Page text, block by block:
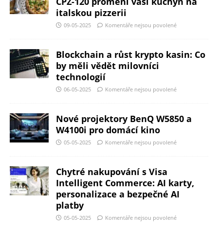
italskou pizzerii
09-05-2025 Komentáře nejsou povolené
Blockchain a růst krypto kasin: Co
by měli vědět milovníci
technologií
06-05-2025 Komentáře nejsou povolené
Nové projektory BenQ W5850 a
W4100i pro domácí kino
05-05-2025 Komentáře nejsou povolené
Chytré nakupování s Visa
Intelligent Commerce: AI karty,
personalizace a bezpečné AI
platby
05-05-2025 Komentáře nejsou povolené